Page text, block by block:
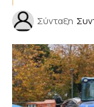
Σύνταξη